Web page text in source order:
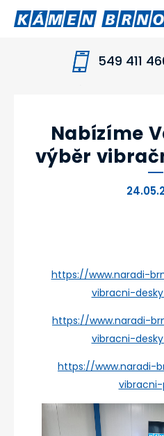
549 411
NOVINKY
Nabízíme
výběr
https://www.naradi-
vibracni-
https://www.naradi-
vibracni-
https://www.naradi-